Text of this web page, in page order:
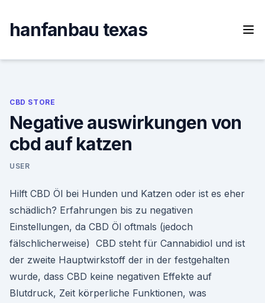
content
hanfanbau texas
CBD STORE
Negative auswirkungen von
cbd auf katzen
USER
Hilft CBD Öl bei Hunden und Katzen oder ist es eher
schädlich? Erfahrungen bis zu negativen
Einstellungen, da CBD Öl oftmals (jedoch
fälschlicherweise) CBD steht für Cannabidiol und ist
der zweite Hauptwirkstoff der in der festgehalten
wurde, dass CBD keine negativen Effekte auf
Blutdruck, Zeit körperliche Funktionen, was